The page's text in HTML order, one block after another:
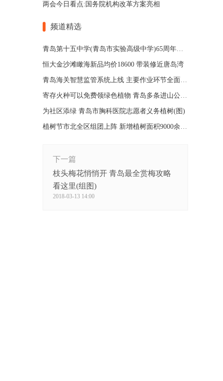
两会今日看点:国务院机构改革方案亮相
频道精选
青岛第十五中学(青岛市实验高级中学)65周年校庆公告
恒大金沙滩瞰海新品均价18600 带装修近唐岛湾
青岛海关智慧监管系统上线 主要作业环节全面无纸化
寄存火种可以免费领绿色植物 青岛多条进山公交可换领
为社区添绿 青岛市胸科医院志愿者义务植树(图)
植树节市北全区组团上阵 新增植树面积9000余平方米
下一篇
枝头梅花悄悄开 青岛最全赏梅攻略
看这里(组图)
2018-03-13 14:00